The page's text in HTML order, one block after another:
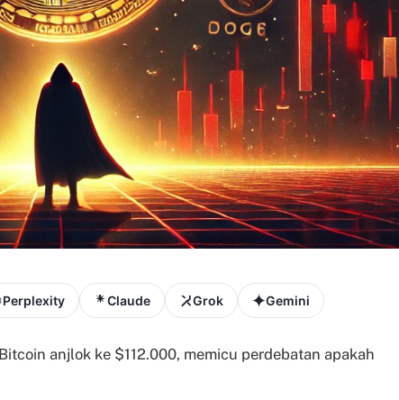
Perplexity Claude Grok Gemini
anjlok ke $112.000, memicu perdebatan apakah